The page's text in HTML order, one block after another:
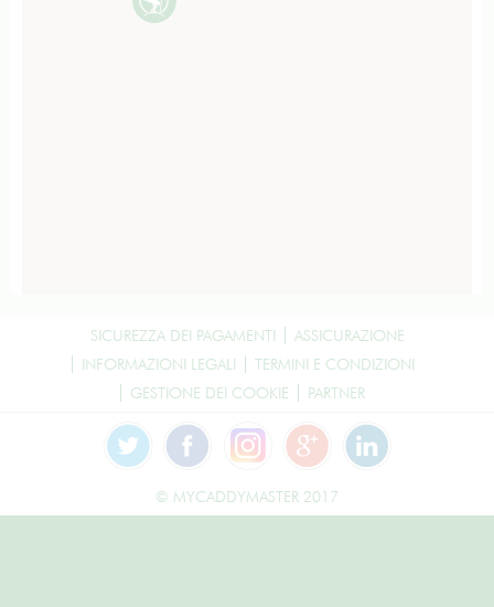
SICUREZZA DEI PAGAMENTI
ASSICURAZIONE
INFORMAZIONI LEGALI
TERMINI E CONDIZIONI
GESTIONE DEI COOKIE
PARTNER
© MYCADDYMASTER 2017